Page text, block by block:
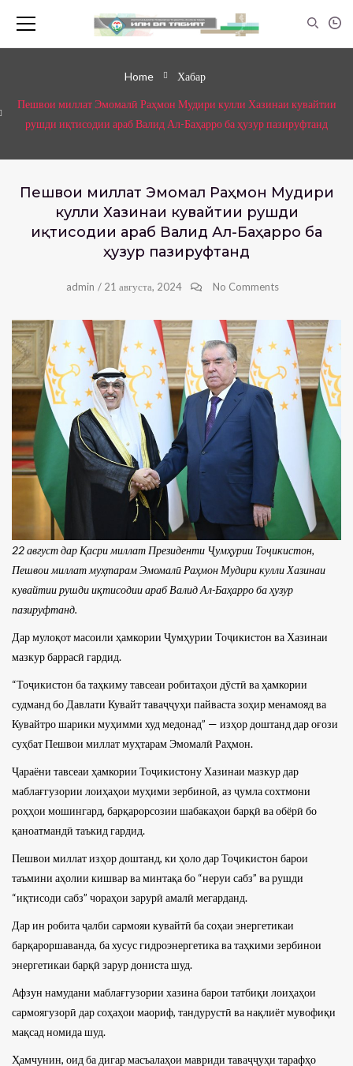
Home Хабар
Пешвои миллат Эмомалӣ Раҳмон Мудири кулли Хазинаи кувайтии
рушди иқтисодии араб Валид Ал-Баҳарро ба ҳузур пазируфтанд
Пешвои миллат Эмомалӣ Раҳмон Мудири
кулли Хазинаи кувайтии рушди
иқтисодии араб Валид Ал-Баҳарро ба
ҳузур пазируфтанд
admin / 21 августа, 2024 No Comments
22 август дар Қасри миллат Президенти Ҷумҳурии Тоҷикистон,
Пешвои миллат муҳтарам Эмомалӣ Раҳмон Мудири кулли Хазинаи
кувайтии рушди иқтисодии араб Валид Ал-Баҳарро ба ҳузур
пазируфтанд.
Дар мулоқот масоили ҳамкории Ҷумҳурии Тоҷикистон ва Хазинаи
мазкур баррасӣ гардид.
“Тоҷикистон ба таҳкиму тавсеаи робитаҳои дӯстӣ ва ҳамкории
судманд бо Давлати Кувайт таваҷҷуҳи пайваста зоҳир менамояд ва
Кувайтро шарики муҳимми худ медонад” — изҳор доштанд дар оғози
суҳбат Пешвои миллат муҳтарам Эмомалӣ Раҳмон.
Ҷараёни тавсеаи ҳамкории Тоҷикистону Хазинаи мазкур дар
маблағгузории лоиҳаҳои муҳими зербиноӣ, аз ҷумла сохтмони
роҳҳои мошингард, барқарорсозии шабакаҳои барқӣ ва обёрӣ бо
қаноатмандӣ таъкид гардид.
Пешвои миллат изҳор доштанд, ки ҳоло дар Тоҷикистон барои
таъмини аҳолии кишвар ва минтақа бо “неруи сабз” ва рушди
“иқтисоди сабз” чораҳои зарурӣ амалӣ мегарданд.
Дар ин робита ҷалби сармояи кувайтӣ ба соҳаи энергетикаи
барқароршаванда, ба хусус гидроэнергетика ва таҳкими зербинои
энергетикаи барқӣ зарур дониста шуд.
Афзун намудани маблағгузории хазина барои татбиқи лоиҳаҳои
сармоягузорӣ дар соҳаҳои маориф, тандурустӣ ва нақлиёт мувофиқи
мақсад номида шуд.
Ҳамчунин, оид ба дигар масъалаҳои мавриди таваҷҷуҳи тарафҳо